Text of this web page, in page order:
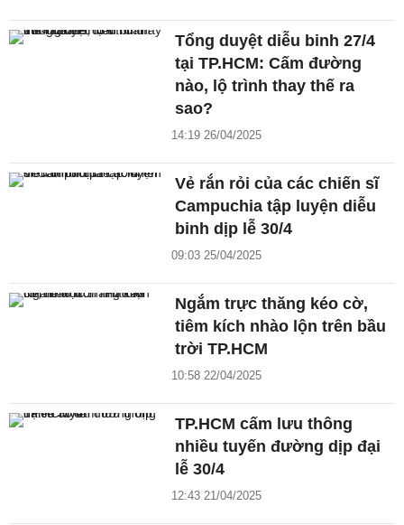
Tổng duyệt diễu binh 27/4
tại TP.HCM: Cấm đường
nào, lộ trình thay thế ra
sao?
14:19 26/04/2025
Vẻ rắn rỏi của các chiến sĩ
Campuchia tập luyện diễu
binh dịp lễ 30/4
09:03 25/04/2025
Ngắm trực thăng kéo cờ,
tiêm kích nhào lộn trên bầu
trời TP.HCM
10:58 22/04/2025
TP.HCM cấm lưu thông
nhiều tuyến đường dịp đại
lễ 30/4
12:43 21/04/2025